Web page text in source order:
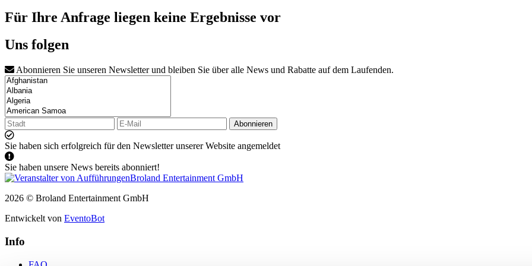
Für Ihre Anfrage liegen keine Ergebnisse vor
Uns folgen
Abonnieren Sie unseren Newsletter und bleiben Sie über alle News und Rabatte auf dem Laufenden.
Abonnieren
Sie haben sich erfolgreich für den Newsletter unserer Website angemeldet
Sie haben unsere News bereits abonniert!
2026 © Broland Entertainment GmbH
Entwickelt von EventoBot
Info